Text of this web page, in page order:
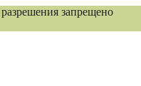
запрещено